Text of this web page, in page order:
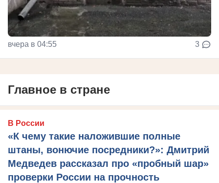
вчера в 04:55 3
Главное в стране
В России
«К чему такие наложившие полные
штаны, вонючие посредники?»: Дмитрий
Медведев рассказал про «пробный шар»
проверки России на прочность